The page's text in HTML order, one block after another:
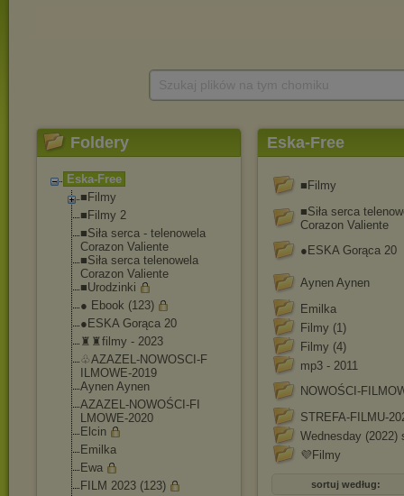
Foldery
Eska-Free
■Filmy
■Filmy 2
■Siła serca - telenowela
Corazon Valiente
■Siła serca telenowela
Corazon Valiente
■Urodzinki
● Ebook (123)
●ESKA Gorąca 20
♜♜filmy - 2023
♧AZAZEL-NOWOSCI-F
ILMOWE-2019
Aynen Aynen
AZAZEL-NOWOŚCI-FI
LMOWE-2020
Elcin
Emilka
Ewa
FILM 2023 (123)
Eska-Free
■Filmy
■Siła serca
Corazon Valiente
●ESKA Gorąca 20
Aynen Aynen
Emilka
Filmy (1)
Filmy (4)
mp3 - 2011
NOWOŚCI-
STREFA-FILMU-
Wednesday (2022)
💜Filmy
sortuj według: